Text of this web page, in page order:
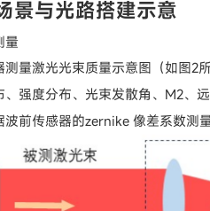
景与光路搭建示意
量
测量激光光束质量示意图（如图2
、强度分布、光束发散角、M2、
波前传感器的zernike 像差系数测